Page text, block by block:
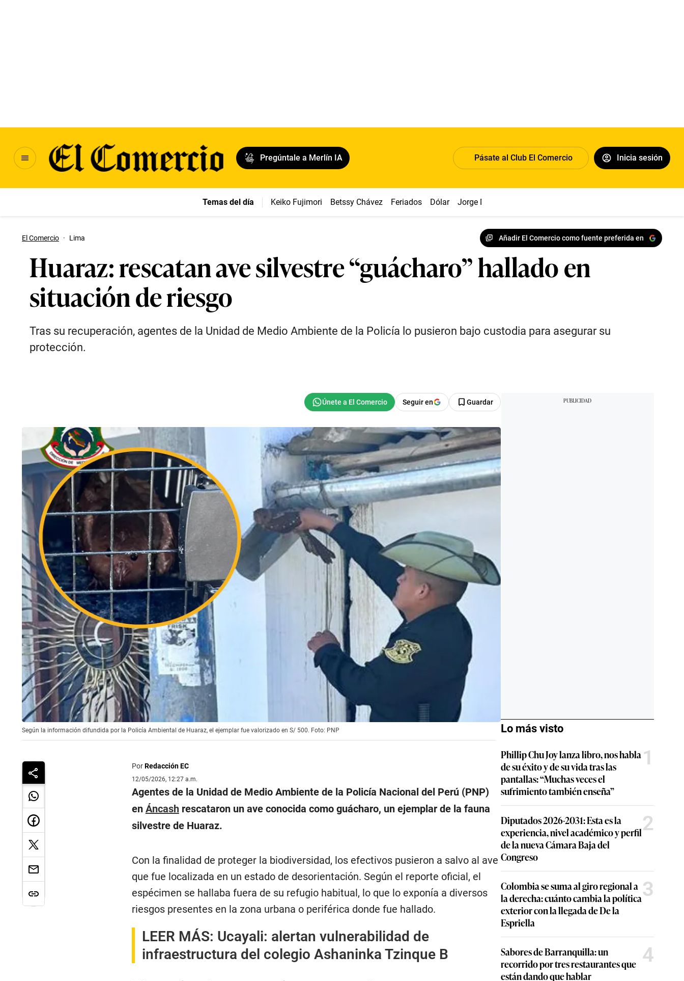
Pregúntale a Merlín IA Pásate al Club El Comercio Inicia sesión
Temas del día Keiko Fujimori Betssy Chávez Feriados Dólar Jorge Messi
El Comercio · Lima Añadir El Comercio como fuente preferida en
Huaraz: rescatan ave silvestre “guácharo” hallado en
situación de riesgo
Tras su recuperación, agentes de la Unidad de Medio Ambiente de la Policía lo pusieron bajo custodia para asegurar su
protección.
Seguir en Guardar
Según la información difundida por la Policía Ambiental de Huaraz, el ejemplar fue valorizado en S/ 500. Foto: PNP
PorRedacción EC
12/05/2026, 12:27 a.m.
Agentes de la Unidad de Medio Ambiente de la Policía Nacional del Perú (PNP)
en Áncashrescataron un ave conocida como guácharo, un ejemplar de la fauna
silvestre de Huaraz.
Con la finalidad de proteger la biodiversidad, los efectivos pusieron a salvo al ave
que fue localizada en un estado de desorientación. Según el reporte oficial, el
espécimen se hallaba fuera de su refugio habitual, lo que lo exponía a diversos
riesgos presentes en la zona urbana o periférica donde fue hallado.
LEER MÁS: Ucayali: alertan vulnerabilidad de
infraestructura del colegio Ashaninka Tzinque B
Lo más visto
Phillip Chu Joy lanza libro, nos habla
de su éxito y de su vida tras las
pantallas: “Muchas veces el
sufrimiento también enseña”
1
Diputados 2026-2031: Esta es la
experiencia, nivel académico y perfil
de la nueva Cámara Baja del
Congreso
2
Colombia se suma al giro regional a
la derecha: cuánto cambia la política
exterior con la llegada de De la
Espriella
3
Sabores de Barranquilla: un
recorrido por tres restaurantes que
están dando que hablar
4